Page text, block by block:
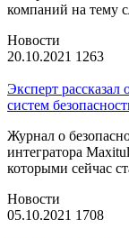
компаний на тему
Новости
20.10.2021 1263
Эксперт рассказал
систем
Журнал о
интегратора
которыми сейчас
Новости
05.10.2021 1708